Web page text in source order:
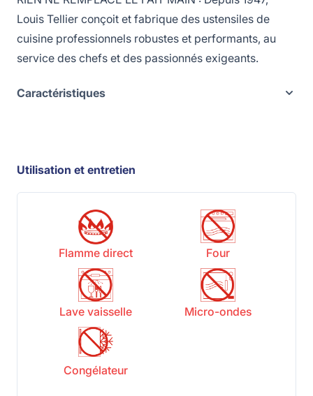
Louis Tellier conçoit et fabrique des ustensiles de
cuisine professionnels robustes et performants, au
service des chefs et des passionnés exigeants.
Caractéristiques
Utilisation et entretien
Flamme direct Four
Lave vaisselle Micro-ondes
Congélateur